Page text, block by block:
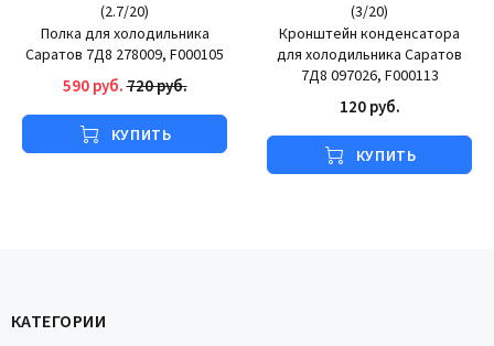
(2.7/20)
Полка для холодильника
Саратов 7Д8 278009, F000105
590 руб.720 руб.
КУПИТЬ
(3/20)
Кронштейн конденсатора
для холодильника Саратов
7Д8 097026, F000113
120 руб.
КУПИТЬ
КАТЕГОРИИ